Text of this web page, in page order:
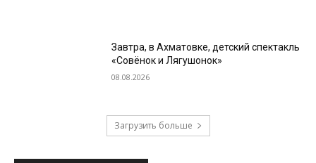
Завтра, в Ахматовке, детский спектакль
«Совёнок и Лягушонок»
08.08.2026
Загрузить больше